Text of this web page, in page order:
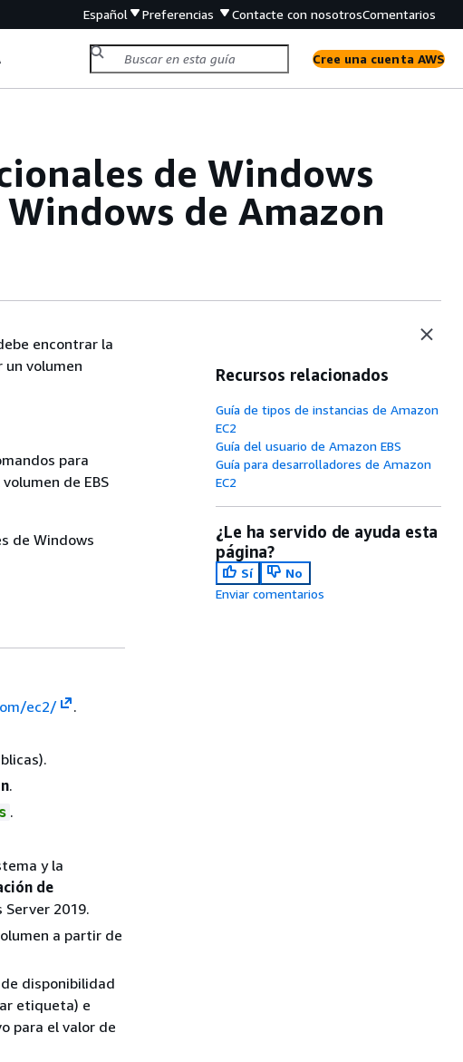
Español Preferencias Contacte con nosotrosComentarios
Cree una cuenta AWS
de Windows
de Amazon
encontrar la
un volumen
para
de EBS
de Windows
ec2/
.
.
.
y la
de
2019.
a partir de
disponibilidad
etiqueta) e
para el valor de
Recursos relacionados
Guía de tipos de instancias de Amazon
EC2
Guía del usuario de Amazon EBS
Guía para desarrolladores de Amazon
EC2
¿Le ha servido de ayuda esta
página?
Sí
No
Enviar comentarios